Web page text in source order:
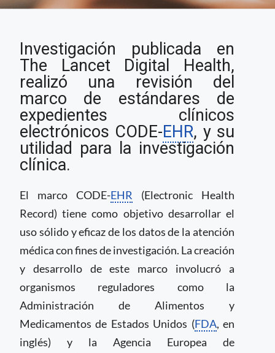
CODE-EHR de
expedientes clínicos
electrónicos?
Investigación publicada en
The Lancet Digital Health,
realizó una revisión del
marco de estándares de
expedientes clínicos
electrónicos CODE-EHR, y su
utilidad para la investigación
clínica.
El marco CODE-EHR (Electronic Health
Record) tiene como objetivo desarrollar el
uso sólido y eficaz de los datos de la atención
médica con fines de investigación. La creación
y desarrollo de este marco involucró a
organismos reguladores como la
Administración de Alimentos y
Medicamentos de Estados Unidos (FDA, en
inglés) y la Agencia Europea de